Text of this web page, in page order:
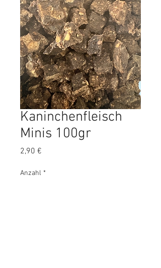
Kaninchenfleisch
Minis 100gr
2,90 €
Anzahl *